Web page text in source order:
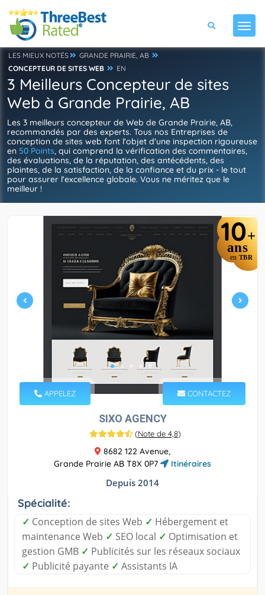
LES MIEUX NOTÉS
GRANDE PRAIRIE, AB
CONCEPTEUR DE SITES WEB
EN
3 Meilleurs Concepteur de sites
Web à Grande Prairie, AB
Les 3 meilleurs concepteur de Web de Grande Prairie, AB,
recommandés par des experts. Tous nos Entreprises de
conception de sites web font l'objet d'une inspection rigoureuse
en 50 Points, qui comprend la vérification des commentaires,
des évaluations, de la réputation, des antécédents, des
plaintes, de la satisfaction, de la confiance et du prix - le tout
pour assurer l'excellence globale. Vous ne méritez que le
meilleur !
10+
ans
en TBR
APPELEZ CONTACTEZ
SIXO AGENCY
(Note de 4,8)
8682 122 Avenue,
Grande Prairie AB T8X 0P7
Itinéraires
Depuis 2014
Spécialité:
✓ Conception de sites Web ✓ Hébergement et
maintenance Web ✓ SEO local ✓ Optimisation et
gestion GMB ✓ Publicités sur les réseaux sociaux
✓ Publicité payante ✓ Assistants IA